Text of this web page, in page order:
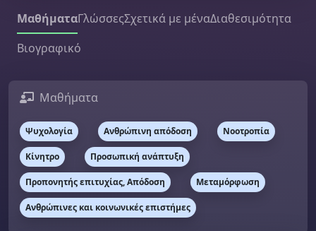
ΜαθήματαΓλώσσεςΣχετικά με μέναΔιαθεσιμότητα
Βιογραφικό
Μαθήματα
Ψυχολογία Ανθρώπινη απόδοση Νοοτροπία
Κίνητρο Προσωπική ανάπτυξη
Προπονητής επιτυχίας, Απόδοση Μεταμόρφωση
Ανθρώπινες και κοινωνικές επιστήμες